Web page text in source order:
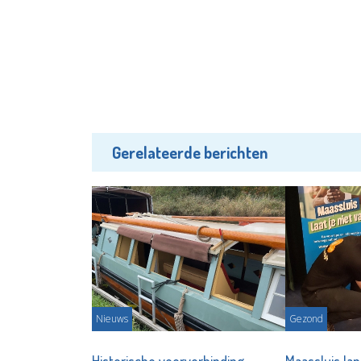
Gerelateerde berichten
Nieuws Gezond